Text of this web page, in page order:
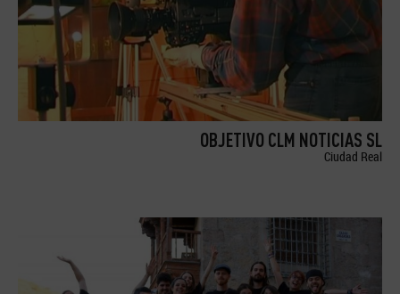
OBJETIVO CLM NOTICIAS SL
Ciudad Real